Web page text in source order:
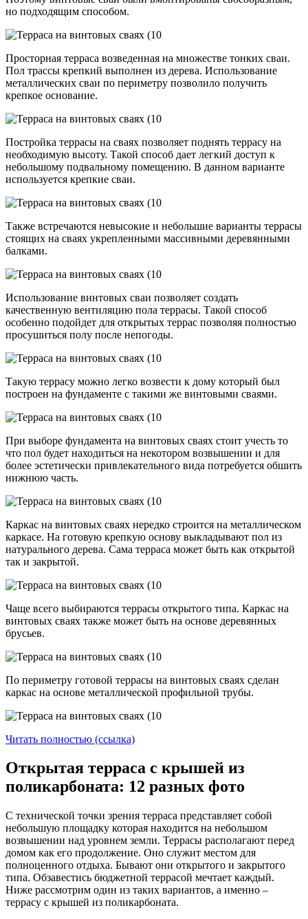
но подходящим способом.
Просторная терраса возведенная на множестве тонких сваи.
Пол трассы крепкий выполнен из дерева. Использование
металлических сваи по периметру позволило получить
крепкое основание.
Постройка террасы на сваях позволяет поднять террасу на
необходимую высоту. Такой способ дает легкий доступ к
небольшому подвальному помещению. В данном варианте
используется крепкие сваи.
Также встречаются невысокие и небольшие варианты террасы
стоящих на сваях укрепленными массивными деревянными
балками.
Использование винтовых сваи позволяет создать
качественную вентиляцию пола террасы. Такой способ
особенно подойдет для открытых террас позволяя полностью
просушиться полу после непогоды.
Такую террасу можно легко возвести к дому который был
построен на фундаменте с такими же винтовыми сваями.
При выборе фундамента на винтовых сваях стоит учесть то
что пол будет находиться на некотором возвышении и для
более эстетически привлекательного вида потребуется обшить
нижнюю часть.
Каркас на винтовых сваях нередко строится на металлическом
каркасе. На готовую крепкую основу выкладывают пол из
натурального дерева. Сама терраса может быть как открытой
так и закрытой.
Чаще всего выбираются террасы открытого типа. Каркас на
винтовых сваях также может быть на основе деревянных
брусьев.
По периметру готовой террасы на винтовых сваях сделан
каркас на основе металлической профильной трубы.
Читать полностью (ссылка)
Открытая терраса с крышей из
поликарбоната: 12 разных фото
С технической точки зрения терраса представляет собой
небольшую площадку которая находится на небольшом
возвышении над уровнем земли. Террасы располагают перед
домом как его продолжение. Оно служит местом для
полноценного отдыха. Бывают они открытого и закрытого
типа. Обзавестись бюджетной террасой мечтает каждый.
Ниже рассмотрим один из таких вариантов, а именно –
террасу с крышей из поликарбоната.